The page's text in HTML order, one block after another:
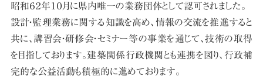
耐震化のすすめ
耐震業務
耐震評定委員会等開催日程
耐震評定関係書類
省エネ業務
昭和６２年１０月に県内唯一の業務団体として認可されました。
設計・監理業務に関する知識を高め、情報の交流を推進すると
共に、 講習会・研修会・セミナー等の事業を通じて、技術の取得
を目指しております。建築関係行政機関とも連携を図り、 行政補
完的な公益活動も積極的に進めております。